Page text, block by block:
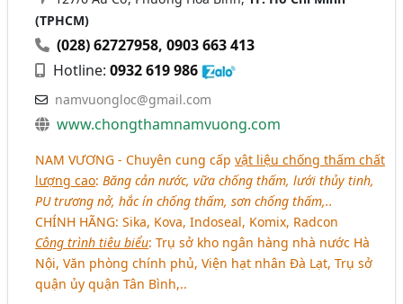
(TPHCM)
(028) 62727958,0903 663 413
Hotline:0932 619 986
namvuongloc@gmail.com
www.chongthamnamvuong.com
NAM VƯƠNG - Chuyên cung cấpvật liệu chống thấm chất
lượng cao:Băng cản nước, vữa chống thấm, lưới thủy tinh,
PU trương nở, hắc ín chống thấm, sơn chống thấm,..
CHÍNH HÃNG: Sika, Kova, Indoseal, Komix, Radcon
Công trình tiêu biểu: Trụ sở kho ngân hàng nhà nước Hà
Nội, Văn phòng chính phủ, Viện hạt nhân Đà Lạt, Trụ sở
quận ủy quận Tân Bình,..